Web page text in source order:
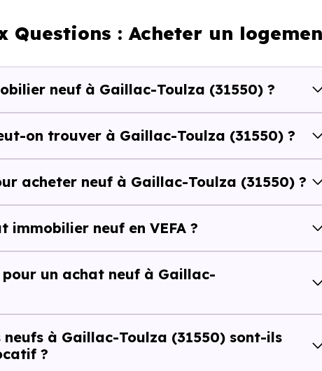
selon la localisation dans la commune, la surface,
moteur de recherche vous permet d'explorer et de
selon votre budget.
propriétaires et [[PourcentageLocataires] % de
: un marché de l'accession et un potentiel
au-delà du prix au m²
leprix au m² d’un logement neuf à Gaillac-Toulza
Questions : Acheter un
neuf à Gaillac-Toulza (31550) ?
on trouver à Gaillac-Toulza (31550) ?
acheter neuf à Gaillac-Toulza (31550) ?
immobilier neuf en VEFA ?
un achat neuf à Gaillac-
à Gaillac-Toulza (31550) sont-ils
?